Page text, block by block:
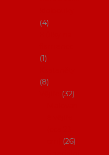
4
1
8
32
26